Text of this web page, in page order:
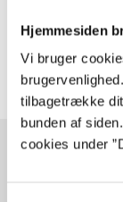
Hjemmesiden
Vi bruger
tilbagetrække
bunden af
cookies under
Artiklerne i